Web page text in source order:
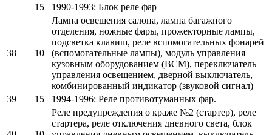
15
1990-1993: Блок реле фар
38 10
Лампа освещения салона, лампа багажного
отделения, ножные фары, прожекторные лампы,
подсветка клавиш, реле вспомогательных фонарей
(вспомогательные лампы), модуль управления
кузовным оборудованием (BCM), переключатель
управления освещением, дверной выключатель,
комбинированный индикатор (звуковой сигнал)
39
15 1994-1996: Реле противотуманных фар.
Реле предупреждения о краже №2 (стартер), реле
стартера, реле отключения дневного света, блок